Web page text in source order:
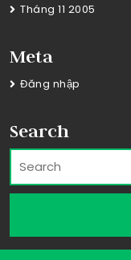
Tháng 11 2005
Meta
Đăng nhập
Search